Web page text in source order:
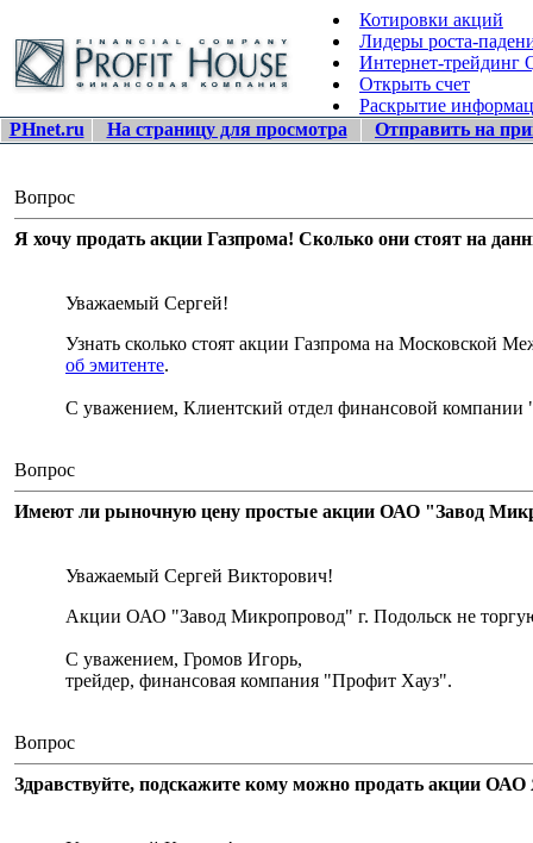
Котировки акций
Лидеры роста-
Интернет-трейдинг
Открыть счет
Раскрытие
PHnet.ru
На страницу для просмотра Отправить на
Вопрос
Я хочу продать акции Газпрома! Сколько они стоят на
Уважаемый Сергей!
Узнать сколько стоят акции Газпрома на
об эмитенте.
С уважением, Клиентский отдел финансовой
Вопрос
Имеют ли рыночную цену простые акции ОАО "Завод
Уважаемый Сергей Викторович!
Акции ОАО "Завод Микропровод" г. Подольск не
С уважением, Громов Игорь,
трейдер, финансовая компания "Профит Хауз".
Вопрос
Здравствуйте, подскажите кому можно продать акции